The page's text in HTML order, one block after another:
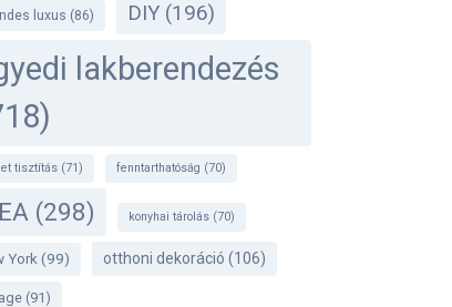
luxus (86) DIY(196)
lakberendezés
tisztítás(71) fenntarthatóság (70)
(298) konyhai tárolás(70)
York(99) otthoni dekoráció (106)
(91)